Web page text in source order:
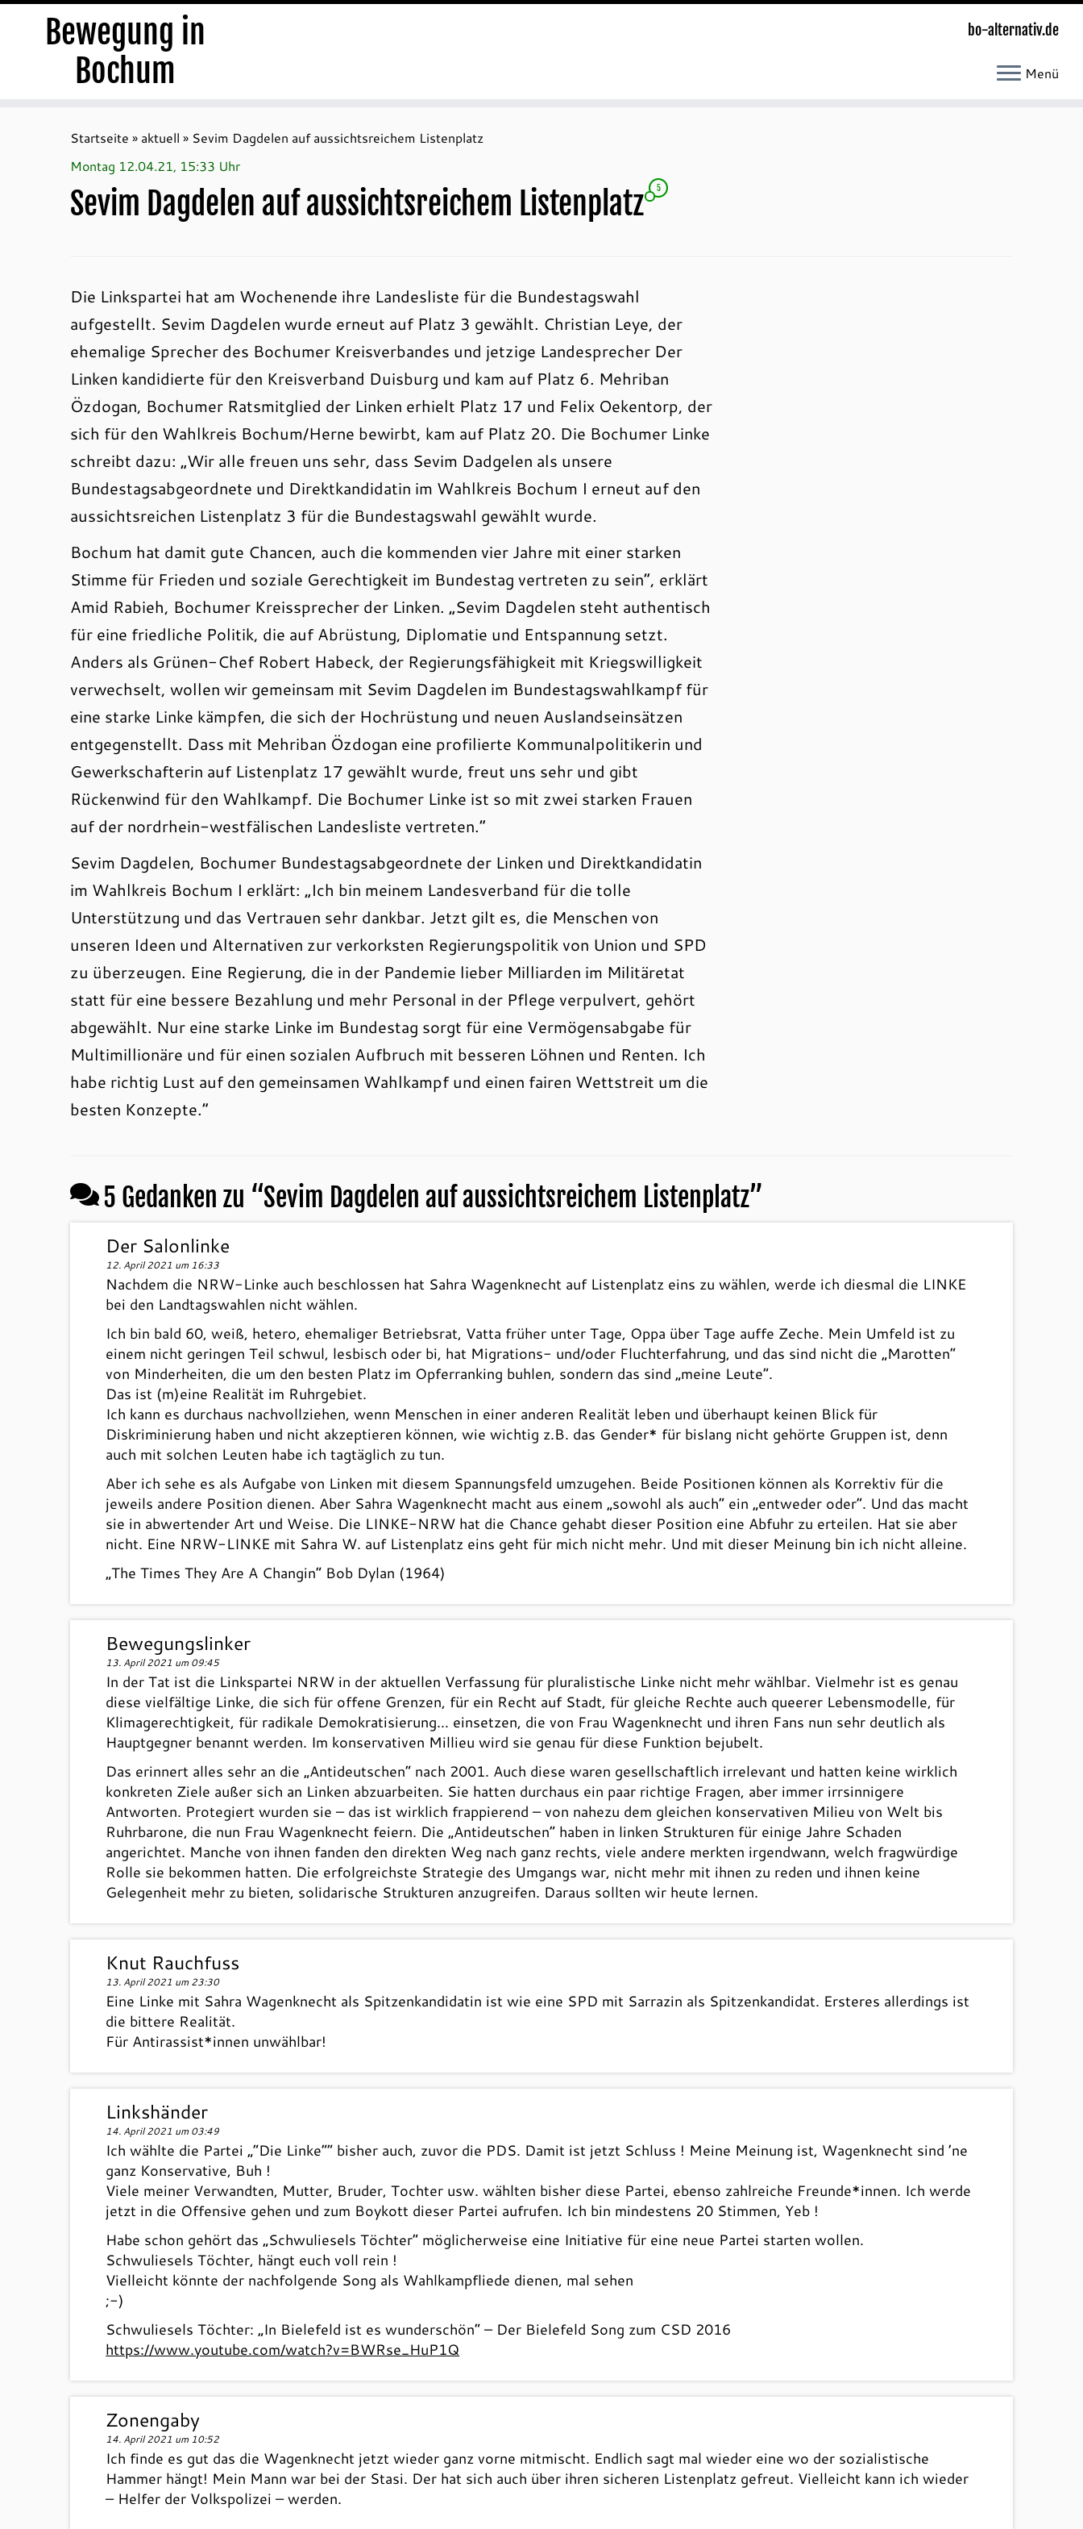
Bewegung in
Bochum
bo-alternativ.de
Menü
Startseite » aktuell » Sevim Dagdelen auf aussichtsreichem Listenplatz
Montag 12.04.21, 15:33 Uhr
Sevim Dagdelen auf aussichtsreichem Listenplatz 5
Die Linkspartei hat am Wochenende ihre Landesliste für die Bundestagswahl
aufgestellt. Sevim Dagdelen wurde erneut auf Platz 3 gewählt. Christian Leye, der
ehemalige Sprecher des Bochumer Kreisverbandes und jetzige Landesprecher Der
Linken kandidierte für den Kreisverband Duisburg und kam auf Platz 6. Mehriban
Özdogan, Bochumer Ratsmitglied der Linken erhielt Platz 17 und Felix Oekentorp, der
sich für den Wahlkreis Bochum/Herne bewirbt, kam auf Platz 20. Die Bochumer Linke
schreibt dazu: „Wir alle freuen uns sehr, dass Sevim Dadgelen als unsere
Bundestagsabgeordnete und Direktkandidatin im Wahlkreis Bochum I erneut auf den
aussichtsreichen Listenplatz 3 für die Bundestagswahl gewählt wurde.
Bochum hat damit gute Chancen, auch die kommenden vier Jahre mit einer starken
Stimme für Frieden und soziale Gerechtigkeit im Bundestag vertreten zu sein“, erklärt
Amid Rabieh, Bochumer Kreissprecher der Linken. „Sevim Dagdelen steht authentisch
für eine friedliche Politik, die auf Abrüstung, Diplomatie und Entspannung setzt.
Anders als Grünen-Chef Robert Habeck, der Regierungsfähigkeit mit Kriegswilligkeit
verwechselt, wollen wir gemeinsam mit Sevim Dagdelen im Bundestagswahlkampf für
eine starke Linke kämpfen, die sich der Hochrüstung und neuen Auslandseinsätzen
entgegenstellt. Dass mit Mehriban Özdogan eine profilierte Kommunalpolitikerin und
Gewerkschafterin auf Listenplatz 17 gewählt wurde, freut uns sehr und gibt
Rückenwind für den Wahlkampf. Die Bochumer Linke ist so mit zwei starken Frauen
auf der nordrhein-westfälischen Landesliste vertreten.“
Sevim Dagdelen, Bochumer Bundestagsabgeordnete der Linken und Direktkandidatin
im Wahlkreis Bochum I erklärt: „Ich bin meinem Landesverband für die tolle
Unterstützung und das Vertrauen sehr dankbar. Jetzt gilt es, die Menschen von
unseren Ideen und Alternativen zur verkorksten Regierungspolitik von Union und SPD
zu überzeugen. Eine Regierung, die in der Pandemie lieber Milliarden im Militäretat
statt für eine bessere Bezahlung und mehr Personal in der Pflege verpulvert, gehört
abgewählt. Nur eine starke Linke im Bundestag sorgt für eine Vermögensabgabe für
Multimillionäre und für einen sozialen Aufbruch mit besseren Löhnen und Renten. Ich
habe richtig Lust auf den gemeinsamen Wahlkampf und einen fairen Wettstreit um die
besten Konzepte.“
5 Gedanken zu “Sevim Dagdelen auf aussichtsreichem Listenplatz”
Der Salonlinke
12. April 2021 um 16:33
Nachdem die NRW-Linke auch beschlossen hat Sahra Wagenknecht auf Listenplatz eins zu wählen, werde ich diesmal die LINKE
bei den Landtagswahlen nicht wählen.
Ich bin bald 60, weiß, hetero, ehemaliger Betriebsrat, Vatta früher unter Tage, Oppa über Tage auffe Zeche. Mein Umfeld ist zu
einem nicht geringen Teil schwul, lesbisch oder bi, hat Migrations- und/oder Fluchterfahrung, und das sind nicht die „Marotten“
von Minderheiten, die um den besten Platz im Opferranking buhlen, sondern das sind „meine Leute“.
Das ist (m)eine Realität im Ruhrgebiet.
Ich kann es durchaus nachvollziehen, wenn Menschen in einer anderen Realität leben und überhaupt keinen Blick für
Diskriminierung haben und nicht akzeptieren können, wie wichtig z.B. das Gender* für bislang nicht gehörte Gruppen ist, denn
auch mit solchen Leuten habe ich tagtäglich zu tun.
Aber ich sehe es als Aufgabe von Linken mit diesem Spannungsfeld umzugehen. Beide Positionen können als Korrektiv für die
jeweils andere Position dienen. Aber Sahra Wagenknecht macht aus einem „sowohl als auch“ ein „entweder oder“. Und das macht
sie in abwertender Art und Weise. Die LINKE-NRW hat die Chance gehabt dieser Position eine Abfuhr zu erteilen. Hat sie aber
nicht. Eine NRW-LINKE mit Sahra W. auf Listenplatz eins geht für mich nicht mehr. Und mit dieser Meinung bin ich nicht alleine.
„The Times They Are A Changin“ Bob Dylan (1964)
Bewegungslinker
13. April 2021 um 09:45
In der Tat ist die Linkspartei NRW in der aktuellen Verfassung für pluralistische Linke nicht mehr wählbar. Vielmehr ist es genau
diese vielfältige Linke, die sich für offene Grenzen, für ein Recht auf Stadt, für gleiche Rechte auch queerer Lebensmodelle, für
Klimagerechtigkeit, für radikale Demokratisierung… einsetzen, die von Frau Wagenknecht und ihren Fans nun sehr deutlich als
Hauptgegner benannt werden. Im konservativen Millieu wird sie genau für diese Funktion bejubelt.
Das erinnert alles sehr an die „Antideutschen“ nach 2001. Auch diese waren gesellschaftlich irrelevant und hatten keine wirklich
konkreten Ziele außer sich an Linken abzuarbeiten. Sie hatten durchaus ein paar richtige Fragen, aber immer irrsinnigere
Antworten. Protegiert wurden sie – das ist wirklich frappierend – von nahezu dem gleichen konservativen Milieu von Welt bis
Ruhrbarone, die nun Frau Wagenknecht feiern. Die „Antideutschen“ haben in linken Strukturen für einige Jahre Schaden
angerichtet. Manche von ihnen fanden den direkten Weg nach ganz rechts, viele andere merkten irgendwann, welch fragwürdige
Rolle sie bekommen hatten. Die erfolgreichste Strategie des Umgangs war, nicht mehr mit ihnen zu reden und ihnen keine
Gelegenheit mehr zu bieten, solidarische Strukturen anzugreifen. Daraus sollten wir heute lernen.
Knut Rauchfuss
13. April 2021 um 23:30
Eine Linke mit Sahra Wagenknecht als Spitzenkandidatin ist wie eine SPD mit Sarrazin als Spitzenkandidat. Ersteres allerdings ist
die bittere Realität.
Für Antirassist*innen unwählbar!
Linkshänder
14. April 2021 um 03:49
Ich wählte die Partei „“Die Linke““ bisher auch, zuvor die PDS. Damit ist jetzt Schluss ! Meine Meinung ist, Wagenknecht sind ’ne
ganz Konservative, Buh !
Viele meiner Verwandten, Mutter, Bruder, Tochter usw. wählten bisher diese Partei, ebenso zahlreiche Freunde*innen. Ich werde
jetzt in die Offensive gehen und zum Boykott dieser Partei aufrufen. Ich bin mindestens 20 Stimmen, Yeb !
Habe schon gehört das „Schwuliesels Töchter“ möglicherweise eine Initiative für eine neue Partei starten wollen.
Schwuliesels Töchter, hängt euch voll rein !
Vielleicht könnte der nachfolgende Song als Wahlkampfliede dienen, mal sehen
;-)
Schwuliesels Töchter: „In Bielefeld ist es wunderschön“ – Der Bielefeld Song zum CSD 2016
https://www.youtube.com/watch?v=BWRse_HuP1Q
Zonengaby
14. April 2021 um 10:52
Ich finde es gut das die Wagenknecht jetzt wieder ganz vorne mitmischt. Endlich sagt mal wieder eine wo der sozialistische
Hammer hängt! Mein Mann war bei der Stasi. Der hat sich auch über ihren sicheren Listenplatz gefreut. Vielleicht kann ich wieder
– Helfer der Volkspolizei – werden.